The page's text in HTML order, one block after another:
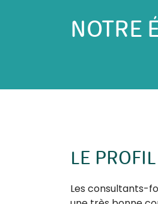
NOTRE
LE
Les consultants-